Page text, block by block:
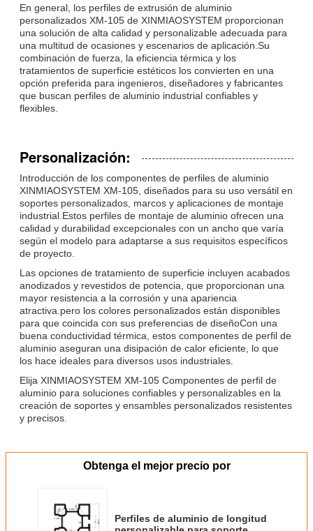
En general, los perfiles de extrusión de aluminio
personalizados XM-105 de XINMIAOSYSTEM proporcionan
una solución de alta calidad y personalizable adecuada para
una multitud de ocasiones y escenarios de aplicación.Su
combinación de fuerza, la eficiencia térmica y los
tratamientos de superficie estéticos los convierten en una
opción preferida para ingenieros, diseñadores y fabricantes
que buscan perfiles de aluminio industrial confiables y
flexibles.
Personalización:
Introducción de los componentes de perfiles de aluminio
XINMIAOSYSTEM XM-105, diseñados para su uso versátil en
soportes personalizados, marcos y aplicaciones de montaje
industrial.Estos perfiles de montaje de aluminio ofrecen una
calidad y durabilidad excepcionales con un ancho que varía
según el modelo para adaptarse a sus requisitos específicos
de proyecto.
Las opciones de tratamiento de superficie incluyen acabados
anodizados y revestidos de potencia, que proporcionan una
mayor resistencia a la corrosión y una apariencia
atractiva.pero los colores personalizados están disponibles
para que coincida con sus preferencias de diseñoCon una
buena conductividad térmica, estos componentes de perfil de
aluminio aseguran una disipación de calor eficiente, lo que
los hace ideales para diversos usos industriales.
Elija XINMIAOSYSTEM XM-105 Componentes de perfil de
aluminio para soluciones confiables y personalizables en la
creación de soportes y ensambles personalizados resistentes
y precisos.
Obtenga el mejor precio por
Perfiles de aluminio de longitud